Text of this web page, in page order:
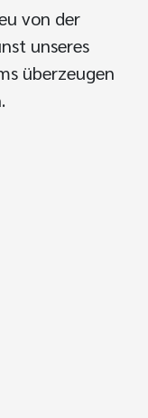
von der
unseres
überzeugen